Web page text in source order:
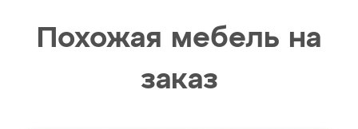
Похожая мебель на
заказ